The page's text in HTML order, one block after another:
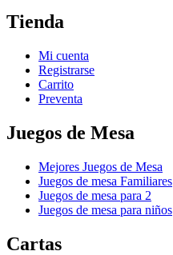
Tienda
Mi cuenta
Registrarse
Carrito
Preventa
Juegos de Mesa
Mejores Juegos de Mesa
Juegos de mesa Familiares
Juegos de mesa para 2
Juegos de mesa para niños
Cartas